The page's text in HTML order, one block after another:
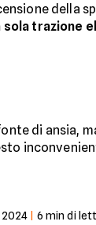
della
sola trazione
di ansia,
6 min di